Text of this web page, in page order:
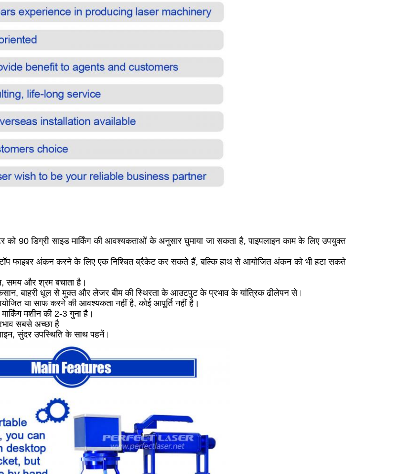
90 डिग्री साइड मार्किंग की आवश्यकताओं के अनुसार घुमाया जा सकता है, पाइपलाइन काम के लिए उपयुक्त
फाइबर अंकन करने के लिए एक निश्चित ब्रैकेट कर सकते हैं, बल्कि हाथ से आयोजित अंकन को भी हटा सकते
समय और श्रम बचाता है।
बाहरी धूल से मुक्त और लेजर बीम की स्थिरता के आउटपुट के प्रभाव के यांत्रिक ढीलेपन से।
या साफ करने की आवश्यकता नहीं है, कोई आपूर्ति नहीं है।
मशीन की 2-3 गुना है।
सबसे अच्छा है
सुंदर उपस्थिति के साथ पहनें।